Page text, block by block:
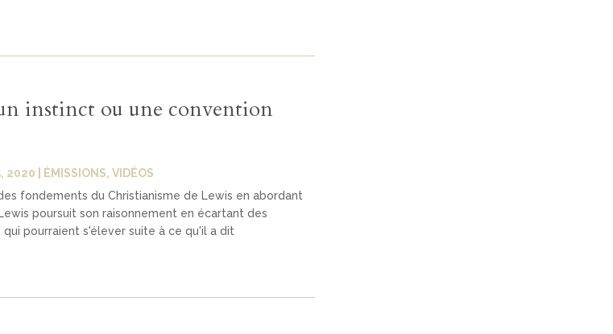
instinct ou une convention
2020 ÉMISSIONS, VIDÉOS
fondements du Christianisme de Lewis en abordant
poursuit son raisonnement en écartant des
pourraient s'élever suite à ce qu'il a dit